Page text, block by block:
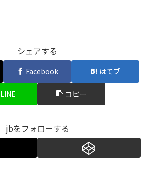
シェアする
Facebook はてブ
LINE コピー
jbをフォローする